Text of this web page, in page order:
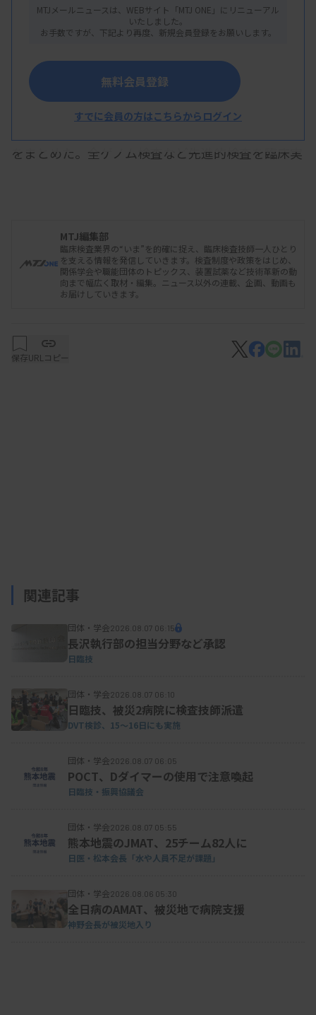
日本臨床検査振興協議会のワーキンググループ
（WG）はこのほど、薬事未承認検査である
をまとめた。全ゲノム検査など先進的検査を臨床実
た。LDTの定義を示し、この定義に基づいて、欧米
の事例などを参考に関係者間で議論するよう促して
WGは、患者数が少なく商業ベースに乗りにくい
希少疾患の遺伝子検査や、素早い開発が求められる
●LDTの定義を策定
WGは、LDTを「検査の結果が臨床診断の支援ま
たは臨床管理に関する意思決定に使用されることが
意図されている単一の検査室または検査ネットワー
ク内で、検体の検査を実施するために、設計、開
発、製造（または変更）され、使用される検査」と
定義した。自施設のほかに衛生検査所でも検査が行
われるケースを想定して「検査ネットワーク」を明
記している。
資料はこちら
MTJメールニュースは、WEBサイト「MTJ ONE」にリニューアル
いたしました。
お手数ですが、下記より再度、新規会員登録をお願いします。
無料会員登録
すでに会員の方はこちらからログイン
MTJ編集部
臨床検査業界の“いま”を的確に捉え、臨床検査技師一人ひとり
を支える情報を発信していきます。検査制度や政策をはじめ、
関係学会や職能団体のトピックス、装置試薬など技術革新の動
向まで幅広く取材・編集。ニュース以外の連載、企画、動画も
お届けしていきます。
保存URLコピー
関連記事
団体・学会2026.08.07 06:15
長沢執行部の担当分野など承認
日臨技
団体・学会2026.08.07 06:10
日臨技、被災2病院に検査技師派遣
DVT検診、15～16日にも実施
団体・学会2026.08.07 06:05
POCT、Dダイマーの使用で注意喚起
日臨技・振興協議会
団体・学会2026.08.07 05:55
熊本地震のJMAT、25チーム82人に
日医・松本会長「水や人員不足が課題」
団体・学会2026.08.06 05:30
全日病のAMAT、被災地で病院支援
神野会長が被災地入り